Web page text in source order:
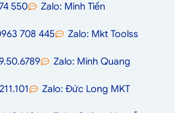
550 Zalo: Minh Tiến
708 445 Zalo: Mkt Toolss
Zalo: Minh Quang
Zalo: Đức Long MKT